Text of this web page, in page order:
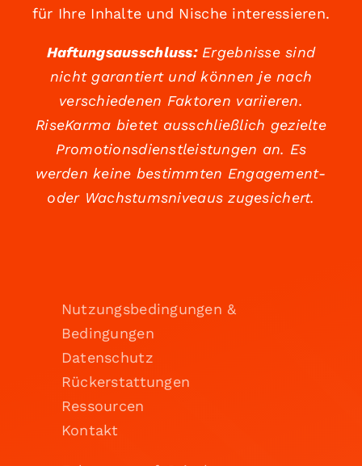
für Ihre Inhalte und Nische interessieren.
Haftungsausschluss:Ergebnisse sind
nicht garantiert und können je nach
verschiedenen Faktoren variieren.
RiseKarma bietet ausschließlich gezielte
Promotionsdienstleistungen an. Es
werden keine bestimmten Engagement-
oder Wachstumsniveaus zugesichert.
Nutzungsbedingungen &
Bedingungen
Datenschutz
Rückerstattungen
Ressourcen
Kontakt